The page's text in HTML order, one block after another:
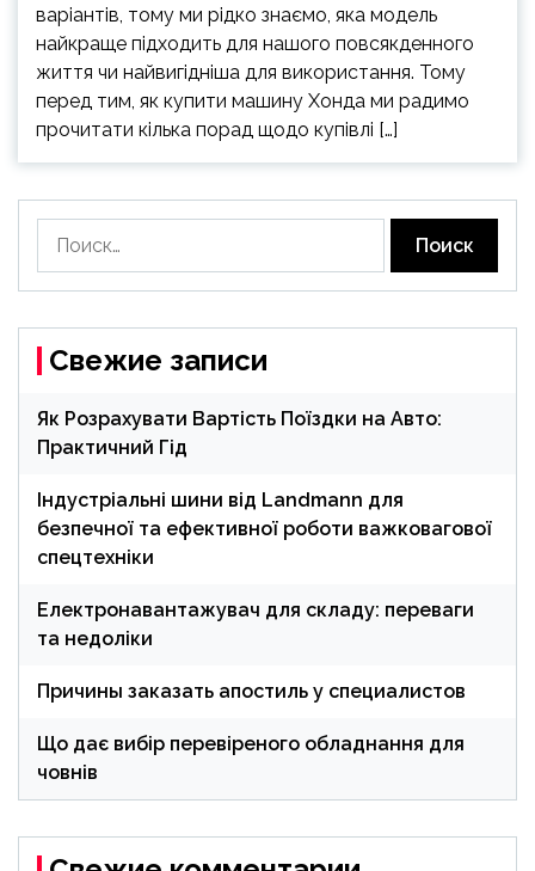
варіантів, тому ми рідко знаємо, яка модель
найкраще підходить для нашого повсякденного
життя чи найвигідніша для використання. Тому
перед тим, як купити машину Хонда ми радимо
прочитати кілька порад щодо купівлі […]
Свежие записи
Як Розрахувати Вартість Поїздки на Авто:
Практичний Гід
Індустріальні шини від Landmann для
безпечної та ефективної роботи важковагової
спецтехніки
Електронавантажувач для складу: переваги
та недоліки
Причины заказать апостиль у специалистов
Що дає вибір перевіреного обладнання для
човнів